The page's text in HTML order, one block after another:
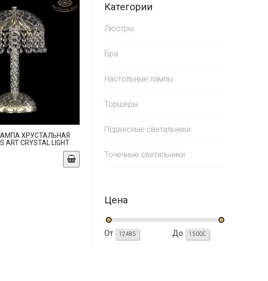
ХРУСТАЛЬНАЯ
ART CRYSTAL LIGHT
Категории
Люстры
Бра
Настольные лампы
Торшеры
Подвесные светильники
Точечные светильники
Цена
От До